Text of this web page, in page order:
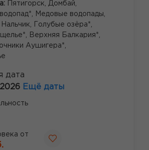
Пятигорск, Домбай,
Медовые водопады,
Нальчик,
Голубые озёра*,
Верхняя Балкария*,
Аушигера*,
дата
2026 Ещё даты
от